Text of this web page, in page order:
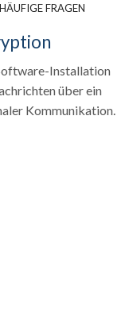
HÄUFIGE FRAGEN
Installation
über ein
Kommunikation.